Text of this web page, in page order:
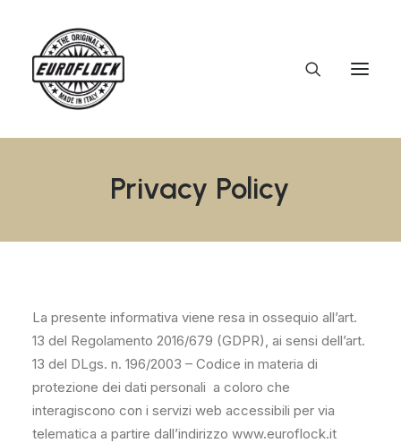
Privacy Policy
La presente informativa viene resa in ossequio all’art.
13 del Regolamento 2016/679 (GDPR), ai sensi dell’art.
13 del DLgs. n. 196/2003 – Codice in materia di
protezione dei dati personali a coloro che
interagiscono con i servizi web accessibili per via
telematica a partire dall’indirizzo www.euroflock.it